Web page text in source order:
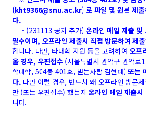
(kht9366@snu.ac.kr) 로 파일 및 원본 제
다.
- (231113 공지 추가) 온라인 메일 제출 및
필수이며, 오프라인 제출시 직접 방문하여 제
합니다. 다만, 타대학 지원 등을 고려하여 오프
울 경우, 우편접수 (서울특별시 관악구 관악로
학대학, 504동 401호, 받는사람 김현태) 또는
다. 다만 이럴 경우, 반드시 왜 오프라인 방문
만 (또는 우편접수) 했는지 온라인 메일 제출
니다.